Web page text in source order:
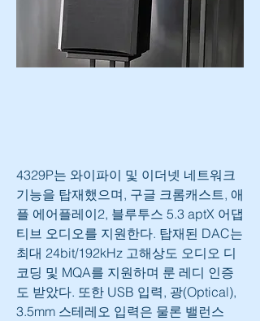
4329P는 와이파이 및 이더넷 네트워크
기능을 탑재했으며, 구글 크롬캐스트, 애
플 에어플레이2, 블루투스 5.3 aptX 어댑
티브 오디오를 지원한다. 탑재된 DAC는
최대 24bit/192kHz 고해상도 오디오 디
코딩 및 MQA를 지원하며 룬 레디 인증
도 받았다. 또한 USB 입력, 광(Optical),
3.5mm 스테레오 입력은 물론 밸런스